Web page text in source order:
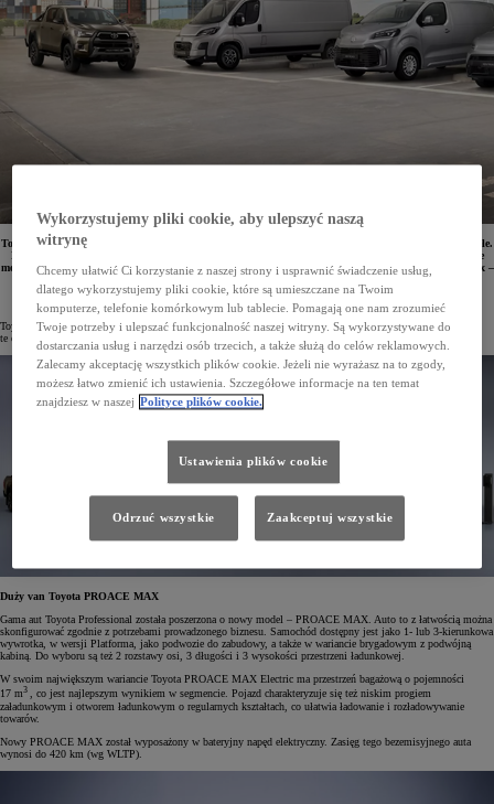
Toyota Professional stale poszerza swoją gamę samochodów użytkowych, oferując coraz to nowe modele.
Do rodziny pojazdów PROACE dołączył właśnie duży, użytkowy van PROACE MAX. Dwa kolejne
modele – PROACE i PROACE CITY – zostały zmodernizowane. Niezawodny pick-up Toyoty – Hilux –
zyskał zelektryfikowany wariant o nazwie Hilux Hybrid 48V.
Toyota Professional oferuje szeroki wybór modeli użytkowych, w tym również zelektryfikowanych. Pojazdy
te cały czas są udoskonalane i modyfikowane, tak by jak najlepiej odpowiadały potrzebom klientów.
Duży van Toyota PROACE MAX
Gama aut Toyota Professional została poszerzona o nowy model – PROACE MAX. Auto to z łatwością można
skonfigurować zgodnie z potrzebami prowadzonego biznesu. Samochód dostępny jest jako 1- lub 3-kierunkowa
wywrotka, w wersji Platforma, jako podwozie do zabudowy, a także w wariancie brygadowym z podwójną
kabiną. Do wyboru są też 2 rozstawy osi, 3 długości i 3 wysokości przestrzeni ładunkowej.
W swoim największym wariancie Toyota PROACE MAX Electric ma przestrzeń bagażową o pojemności
17 m3 , co jest najlepszym wynikiem w segmencie. Pojazd charakteryzuje się też niskim progiem
załadunkowym i otworem ładunkowym o regularnych kształtach, co ułatwia ładowanie i rozładowywanie
towarów.
Nowy PROACE MAX został wyposażony w bateryjny napęd elektryczny. Zasięg tego bezemisyjnego auta
wynosi do 420 km (wg WLTP).
Wykorzystujemy pliki cookie, aby ulepszyć naszą
witrynę
Chcemy ułatwić Ci korzystanie z naszej strony i usprawnić świadczenie usług,
dlatego wykorzystujemy pliki cookie, które są umieszczane na Twoim
komputerze, telefonie komórkowym lub tablecie. Pomagają one nam zrozumieć
Twoje potrzeby i ulepszać funkcjonalność naszej witryny. Są wykorzystywane do
dostarczania usług i narzędzi osób trzecich, a także służą do celów reklamowych.
Zalecamy akceptację wszystkich plików cookie. Jeżeli nie wyrażasz na to zgody,
możesz łatwo zmienić ich ustawienia. Szczegółowe informacje na ten temat
znajdziesz w naszej Polityce plików cookie.
Ustawienia plików cookie
Odrzuć wszystkie Zaakceptuj wszystkie